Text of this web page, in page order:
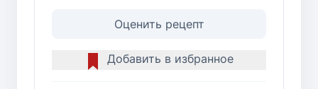
Оценить рецепт
Добавить в избранное